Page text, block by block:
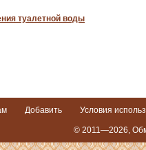
туалетной воды
Добавить Условия
© 2011—2026,